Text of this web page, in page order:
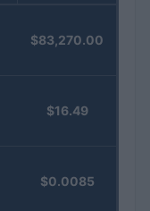
$83,270.00
$16.49
$0.0085